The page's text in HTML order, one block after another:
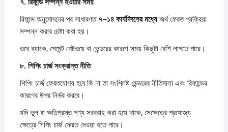
৭. রিফান্ডসম্পন্নহওয়ারসময়
রিফান্ড অনুমোদনের পর সাধারণত ৭–১৪ কার্যদিবসেরমধ্যেঅর্থ ফেরত প্রক্রিয়া
সম্পন্ন করার চেষ্টা করা হয়।
তবে ব্যাংক, পেমেন্ট গেটওয়ে বা ভেন্ডরের কারণে সময় কিছুটা বেশি লাগতে পারে।
৮. শিপিং চার্জসংক্রান্তনীতি
শিপিং চার্জ ফেরতযোগ্য হবে কি না তা সংশ্লিষ্ট ভেন্ডরের নীতিমালা এবং রিফান্ডের
কারণের উপর নির্ভর করবে।
যদি ভুল বা ক্ষতিগ্রস্ত পণ্য সরবরাহ করা হয়ে থাকে, সেক্ষেত্রে প্রযোজ্য
ক্ষেত্রে শিপিং চার্জ ফেরত দেওয়া হতে পারে।